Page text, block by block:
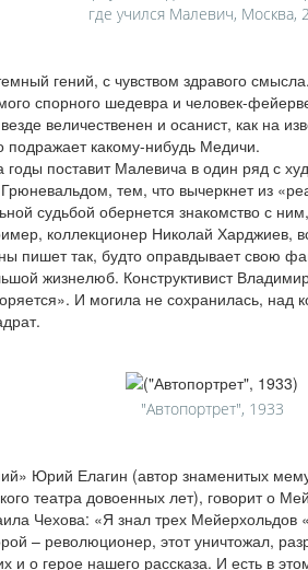
где учился Малевич, Москва,
гений, с чувством здравого
спорного шедевра и человек-
величественен и осанист, как на
подражает какому-нибудь Медичи.
годы поставит Малевича в один ряд с
тем, что вычеркнет из
судьбой обернется знакомство с
коллекционер Николай Харджиев,
пишет так, будто оправдывает свою
жизнелюб. Конструктивист
И могила не сохранилась, над
"Автопортрет", 1933
Юрий Елагин (автор знаменитых
театра довоенных лет), говорит о
Чехова: «Я знал трех
– революционер, этот уничтожал,
и о герое нашего рассказа. И есть в